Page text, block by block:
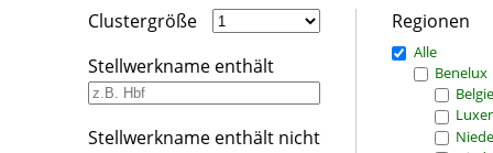
Clustergröße
Stellwerkname enthält
Stellwerkname enthält nicht
Regionen
Alle
Benelux